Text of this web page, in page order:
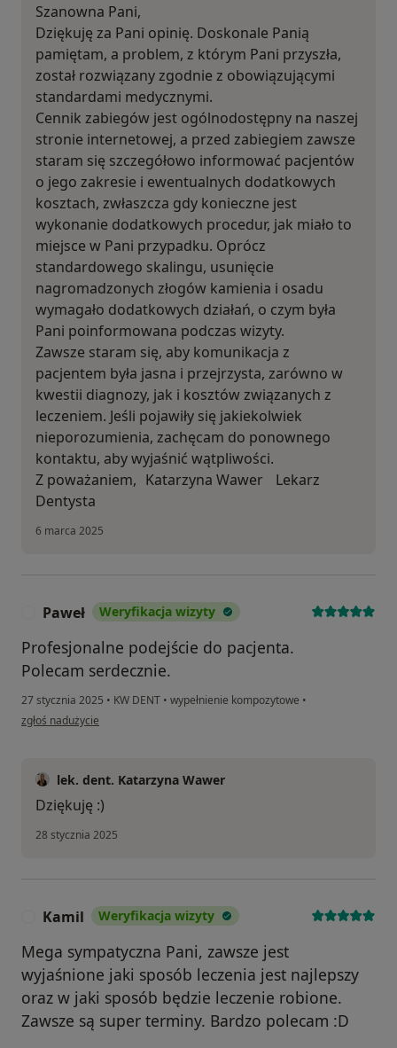
Szanowna Pani,
Dziękuję za Pani opinię. Doskonale Panią
pamiętam, a problem, z którym Pani przyszła,
został rozwiązany zgodnie z obowiązującymi
standardami medycznymi.
Cennik zabiegów jest ogólnodostępny na naszej
stronie internetowej, a przed zabiegiem zawsze
staram się szczegółowo informować pacjentów
o jego zakresie i ewentualnych dodatkowych
kosztach, zwłaszcza gdy konieczne jest
wykonanie dodatkowych procedur, jak miało to
miejsce w Pani przypadku. Oprócz
standardowego skalingu, usunięcie
nagromadzonych złogów kamienia i osadu
wymagało dodatkowych działań, o czym była
Pani poinformowana podczas wizyty.
Zawsze staram się, aby komunikacja z
pacjentem była jasna i przejrzysta, zarówno w
kwestii diagnozy, jak i kosztów związanych z
leczeniem. Jeśli pojawiły się jakiekolwiek
nieporozumienia, zachęcam do ponownego
kontaktu, aby wyjaśnić wątpliwości.
Z poważaniem, Katarzyna Wawer Lekarz
Dentysta
6 marca 2025
Paweł Weryfikacja wizyty
Profesjonalne podejście do pacjenta.
Polecam serdecznie.
27 stycznia 2025 • KW DENT • wypełnienie kompozytowe •
w opinii użytkownika Paweł
zgłoś nadużycie
lek. dent. Katarzyna Wawer
Dziękuję :)
28 stycznia 2025
Kamil Weryfikacja wizyty
Mega sympatyczna Pani, zawsze jest
wyjaśnione jaki sposób leczenia jest najlepszy
oraz w jaki sposób będzie leczenie robione.
Zawsze są super terminy. Bardzo polecam :D